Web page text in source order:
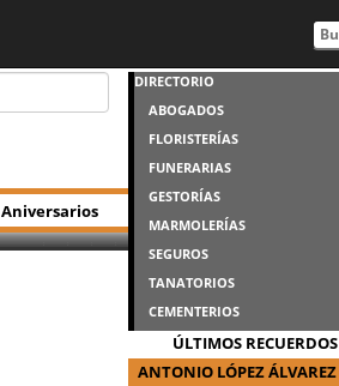
Aniversarios
DIRECTORIO
ABOGADOS
FLORISTERÍAS
FUNERARIAS
GESTORÍAS
MARMOLERÍAS
SEGUROS
TANATORIOS
CEMENTERIOS
ÚLTIMOS RECUERDOS
ANTONIO LÓPEZ ÁLVAREZ